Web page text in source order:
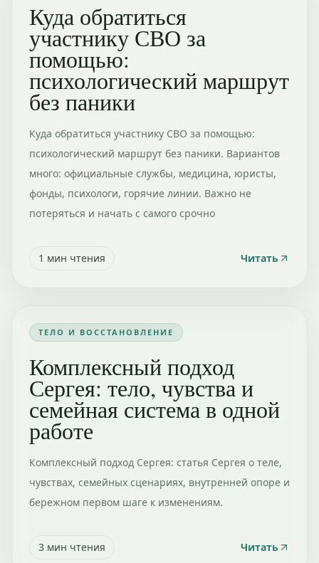
Куда обратиться
участнику СВО за
помощью:
психологический маршрут
без паники
Куда обратиться участнику СВО за помощью:
психологический маршрут без паники. Вариантов
много: официальные службы, медицина, юристы,
фонды, психологи, горячие линии. Важно не
потеряться и начать с самого срочно
1 мин чтения Читать
ТЕЛО И ВОССТАНОВЛЕНИЕ
Комплексный подход
Сергея: тело, чувства и
семейная система в одной
работе
Комплексный подход Сергея: статья Сергея о теле,
чувствах, семейных сценариях, внутренней опоре и
бережном первом шаге к изменениям.
3 мин чтения Читать